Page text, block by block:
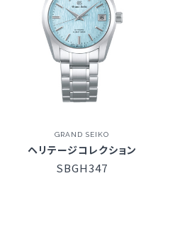
GRAND SEIKO
ヘリテージコレクション
SBGH347